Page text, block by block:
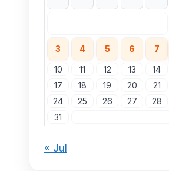
3 4 5 6 7
10 11 12 13 14
17
18 19 20 21
24
25 26 27 28
31
« Jul